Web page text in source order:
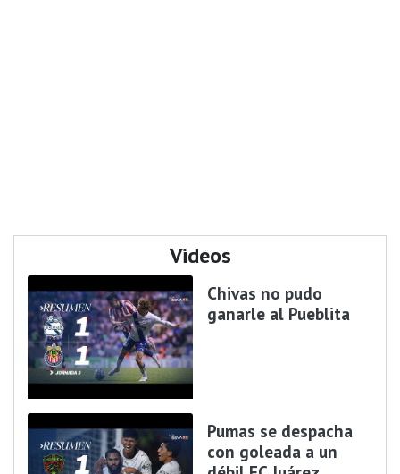
Videos
Chivas no pudo
ganarle al Pueblita
Pumas se despacha
con goleada a un